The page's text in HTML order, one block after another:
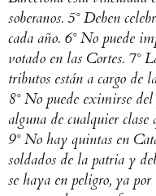
soberanos. 5° Deben
cada año. 6° No puede
votado en las Cortes. 7°
tributos están a cargo de
8° No puede eximirse
alguna de cualquier
9° No hay quintas en
soldados de la patria y
se haya en peligro, ya